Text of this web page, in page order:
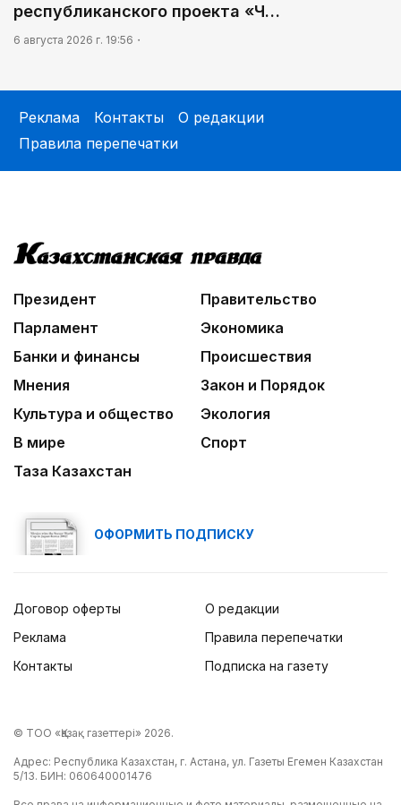
республиканского проекта «Ч…
6 августа 2026 г. 19:56
Реклама Контакты
О редакции
Правила перепечатки
Президент
Правительство
Парламент
Экономика
Банки и финансы
Происшествия
Мнения
Закон и Порядок
Культура и общество
Экология
В мире
Спорт
Таза Казахстан
ОФОРМИТЬ ПОДПИСКУ
Договор оферты
Реклама
Контакты
О редакции
Правила перепечатки
Подписка на газету
© ТОО «Қазақ газеттері» 2026.
Адрес: Республика Казахстан, г. Астана, ул. Газеты Егемен Казахстан
5/13. БИН: 060640001476